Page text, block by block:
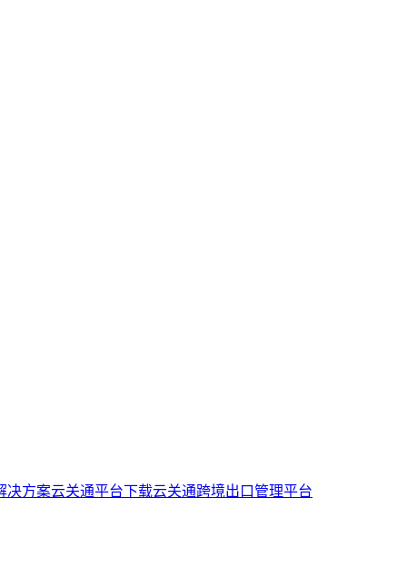
决方案云关通平台下载云关通跨境出口管理平台